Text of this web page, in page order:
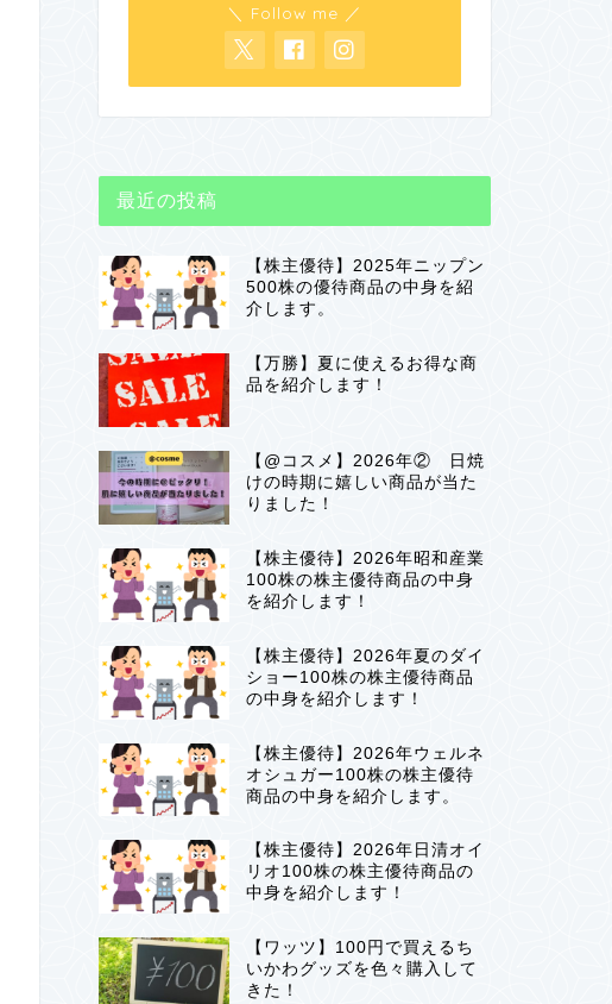
＼ Follow me ／
最近の投稿
【株主優待】2025年ニップン
500株の優待商品の中身を紹
介します。
【万勝】夏に使えるお得な商
品を紹介します！
【@コスメ】2026年② 日焼
けの時期に嬉しい商品が当た
りました！
【株主優待】2026年昭和産業
100株の株主優待商品の中身
を紹介します！
【株主優待】2026年夏のダイ
ショー100株の株主優待商品
の中身を紹介します！
【株主優待】2026年ウェルネ
オシュガー100株の株主優待
商品の中身を紹介します。
【株主優待】2026年日清オイ
リオ100株の株主優待商品の
中身を紹介します！
【ワッツ】100円で買えるち
いかわグッズを色々購入して
きた！